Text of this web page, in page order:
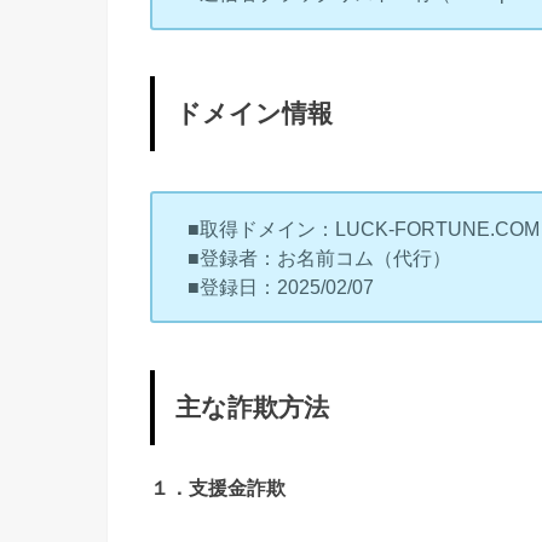
ドメイン情報
■取得ドメイン：LUCK-FORTUNE.COM
■登録者：お名前コム（代行）
■登録日：2025/02/07
主な詐欺方法
１．支援金詐欺